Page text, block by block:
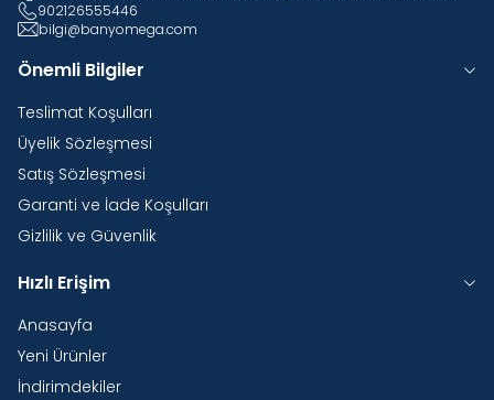
902126555446
bilgi@banyomega.com
Önemli Bilgiler
Teslimat Koşulları
Üyelik Sözleşmesi
Satış Sözleşmesi
Garanti ve İade Koşulları
Gizlilik ve Güvenlik
Hızlı Erişim
Anasayfa
Yeni Ürünler
İndirimdekiler